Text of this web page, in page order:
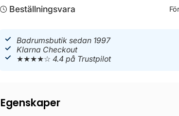
Beställningsvara
Badrumsbutik sedan 1997
Klarna Checkout
★★★★☆4.4 på Trustpilot
Egenskaper